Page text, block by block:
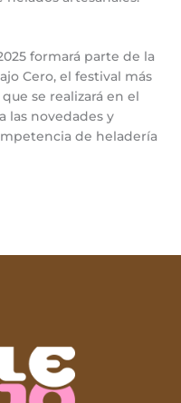
formará parte de la
Cero, el festival más
se realizará en el
las novedades y
de heladería